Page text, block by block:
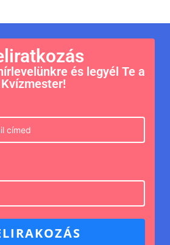
és legyél Te a
Kvízmester!